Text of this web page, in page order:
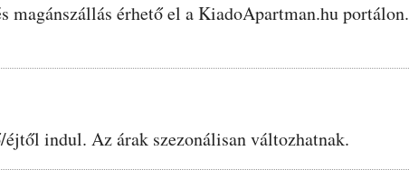
érhető el a KiadoApartman.hu portálon.
indul. Az árak szezonálisan változhatnak.